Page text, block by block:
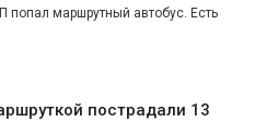
попал маршрутный автобус. Есть
пострадали 13